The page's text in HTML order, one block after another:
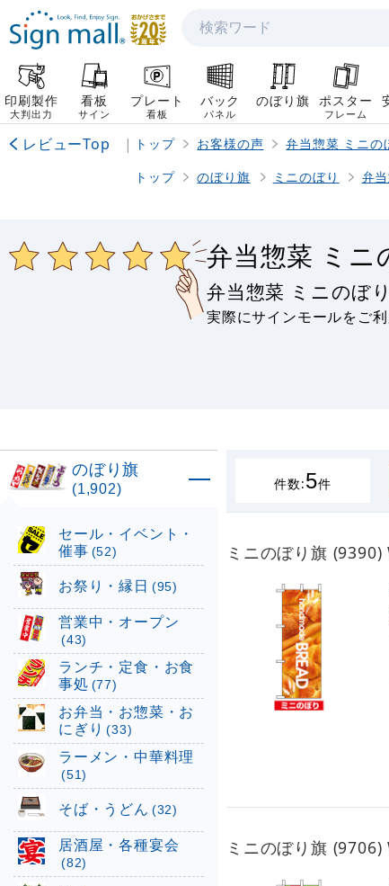
検索
印刷製作
大判出力
看板
サイン
プレート
看板
バック
パネル
のぼり旗 ポスター
フレーム
レビューTop | トップ お客様の声
弁当惣菜 ミニの
トップ
のぼり旗 ミニのぼり 弁
弁当惣菜 ミニ
弁当惣菜 ミニのぼ
実際にサインモールをご
件数:5件
ミニのぼり旗
ミニのぼり旗
のぼり旗
(1,902)
セール・イベント・
催事 (52)
お祭り・縁日 (95)
営業中・オープン
(43)
ランチ・定食・お食
事処 (77)
お弁当・お惣菜・お
にぎり (33)
ラーメン・中華料理
(51)
そば・うどん (32)
居酒屋・各種宴会
(82)